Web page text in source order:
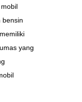
bensin
yang